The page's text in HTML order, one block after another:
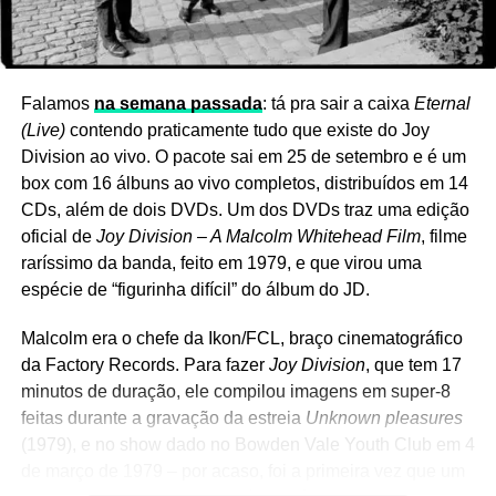
Depois fui tradutor de livros de bang bang, aquelas
edições que vendiam em bancas de jornal. Fui jornalista
free lancer da editora Bloch, naFatos e Fotos.Trabalhei
naFair play, acho que foi a primeira revista masculina
que teve no Brasil. E fiz shows também. Fiz Projeto
Pixinguinha, fiz um show de abertura para a Nara Leão
no Teatro do Parque no Recife, uma turnê com Belchior
por vários estados…
Isso já solo? Sim, como artista solo. Passei com ele por
Rio de Janeiro, Salvador, Ilhéus, Recife, Maceió,
Fortaleza. A partir de 2008 houve uma redescoberta do
nosso trabalho através da internet. Os jovens começaram
a descobrir o trabalho do Ave Sangria e começaram a
querer shows da gente, Em 2008 a prefeitura do Recife
convidou a gente para fazer um show no Pátio São
Pedro, e a partir daí… Em 2014 conseguimos reunir a
Um post compartilhado por LANA DEL REY (@honeymoon)
Falamos na semana passada: tá pra sair a caixaEternal
(Live)contendo praticamente tudo que existe do Joy
Division ao vivo. O pacote sai em 25 de setembro e é um
box com 16 álbuns ao vivo completos, distribuídos em 14
CDs, além de dois DVDs. Um dos DVDs traz uma edição
oficial de Joy Division – A Malcolm Whitehead Film, filme
raríssimo da banda, feito em 1979, e que virou uma
espécie de “figurinha difícil” do álbum do JD.
Malcolm era o chefe da Ikon/FCL, braço cinematográfico
da Factory Records. Para fazer Joy Division, que tem 17
minutos de duração, ele compilou imagens em super-8
feitas durante a gravação da estreiaUnknown pleasures
(1979), e no show dado no Bowden Vale Youth Club em 4